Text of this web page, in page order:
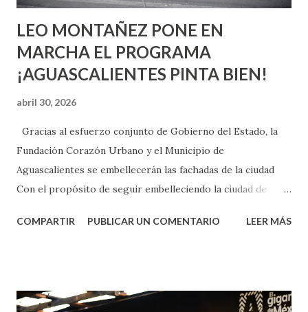
LEO MONTAÑEZ PONE EN
MARCHA EL PROGRAMA
¡AGUASCALIENTES PINTA BIEN!
abril 30, 2026
Gracias al esfuerzo conjunto de Gobierno del Estado, la
Fundación Corazón Urbano y el Municipio de
Aguascalientes se embellecerán las fachadas de la ciudad
Con el propósito de seguir embelleciendo la ciudad de
municipal, Leo Montañez dio inicio al programa
Corazón Urbano y el Municipio capital. Leo Montañez
COMPARTIR PUBLICAR UN COMENTARIO LEER MÁS